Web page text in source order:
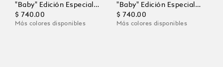
"Baby" Edición Especial
Negro
$ 740.00
Más colores disponibles
"Baby" Edición Especial
Color Coral
$ 740.00
Más colores disponibles